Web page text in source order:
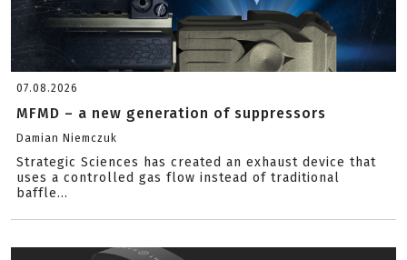
07.08.2026
MFMD – a new generation of suppressors
Damian Niemczuk
Strategic Sciences has created an exhaust device that
uses a controlled gas flow instead of traditional
baffle...